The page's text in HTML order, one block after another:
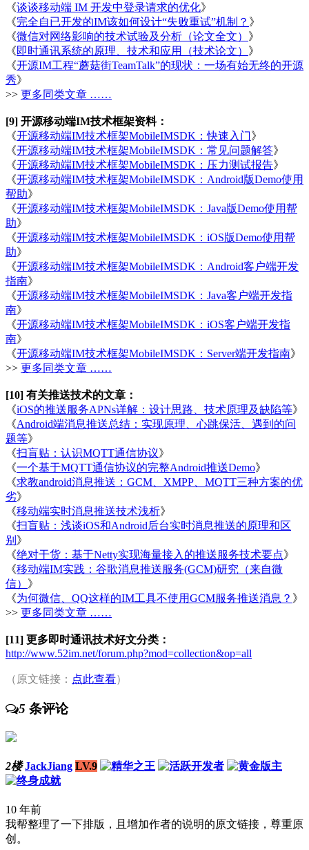
《谈谈移动端 IM 开发中登录请求的优化》
《完全自已开发的IM该如何设计“失败重试”机制？ 》
《微信对网络影响的技术试验及分析（论文全文） 》
《即时通讯系统的原理、技术和应用（技术论文） 》
《开源IM工程“蘑菇街TeamTalk”的现状：一场有始无终的开源
秀》
>> 更多同类文章 ……
[9] 开源移动端IM技术框架资料：
《开源移动端IM技术框架MobileIMSDK：快速入门》
《开源移动端IM技术框架MobileIMSDK：常见问题解答》
《开源移动端IM技术框架MobileIMSDK：压力测试报告》
《开源移动端IM技术框架MobileIMSDK：Android版Demo使用
帮助》
《开源移动端IM技术框架MobileIMSDK：Java版Demo使用帮
助》
《开源移动端IM技术框架MobileIMSDK：iOS版Demo使用帮
助》
《开源移动端IM技术框架MobileIMSDK：Android客户端开发
指南》
《开源移动端IM技术框架MobileIMSDK：Java客户端开发指
南》
《开源移动端IM技术框架MobileIMSDK：iOS客户端开发指
南》
《开源移动端IM技术框架MobileIMSDK：Server端开发指南》
>> 更多同类文章 ……
[10] 有关推送技术的文章：
《iOS的推送服务APNs详解：设计思路、技术原理及缺陷等》
《Android端消息推送总结：实现原理、心跳保活、遇到的问
题等》
《扫盲贴：认识MQTT通信协议》
《一个基于MQTT通信协议的完整Android推送Demo》
《求教android消息推送：GCM、XMPP、MQTT三种方案的优
劣》
《移动端实时消息推送技术浅析》
《扫盲贴：浅谈iOS和Android后台实时消息推送的原理和区
别 》
《绝对干货：基于Netty实现海量接入的推送服务技术要点》
《移动端IM实践：谷歌消息推送服务(GCM)研究（来自微
信） 》
《为何微信、QQ这样的IM工具不使用GCM服务推送消息？ 》
>> 更多同类文章 ……
[11] 更多即时通讯技术好文分类：
http://www.52im.net/forum.php?mod=collection&op=all
（原文链接： 点此查看）
5 条评论
2楼 JackJiang LV.9
10 年前
我帮整理了一下排版，且增加作者的说明的原文链接，尊重原
创。